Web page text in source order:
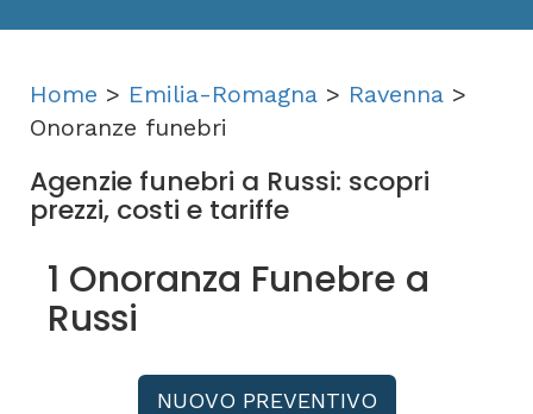
Home > Emilia-Romagna > Ravenna >
Onoranze funebri
Agenzie funebri a Russi: scopri
prezzi, costi e tariffe
1 Onoranza Funebre a
Russi
NUOVO PREVENTIVO